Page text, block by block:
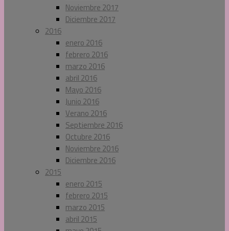
Noviembre 2017
Diciembre 2017
2016
enero 2016
febrero 2016
marzo 2016
abril 2016
Mayo 2016
Junio 2016
Verano 2016
Septiembre 2016
Octubre 2016
Noviembre 2016
Diciembre 2016
2015
enero 2015
febrero 2015
marzo 2015
abril 2015